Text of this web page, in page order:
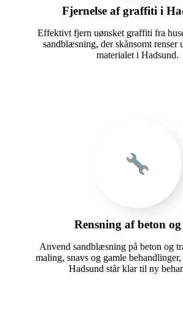
Fjernelse af graffiti i
Effektivt fjern uønsket graffiti fra
sandblæsning, der skånsomt renser
materialet i Hadsund.
Rensning af beton
Anvend sandblæsning på beton og
maling, snavs og gamle
Hadsund står klar til ny